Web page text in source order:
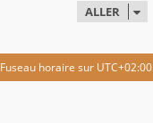
ALLER
Fuseau horaire sur UTC+02:00